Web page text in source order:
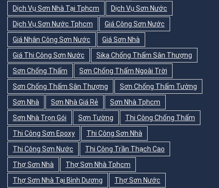
Dịch Vụ Sơn Nhà Tại Tphcm
Dịch Vụ Sơn Nước
Dịch Vụ Sơn Nước Tphcm
Giá Công Sơn Nước
Giá Nhân Công Sơn Nước
Giá Sơn Nhà
Giá Thi Công Sơn Nước
Sika Chống Thấm Sân Thượng
Sơn Chống Thấm
Sơn Chống Thấm Ngoài Trời
Sơn Chống Thấm Sân Thượng
Sơn Chống Thấm Tường
Sơn Nhà
Sơn Nhà Giá Rẻ
Sơn Nhà Tphcm
Sơn Nhà Trọn Gói
Sơn Tường
Thi Công Chống Thấm
Thi Công Sơn Epoxy
Thi Công Sơn Nhà
Thi Công Sơn Nước
Thi Công Trần Thạch Cao
Thợ Sơn Nhà
Thợ Sơn Nhà Tphcm
Thợ Sơn Nhà Tại Bình Dương
Thợ Sơn Nước